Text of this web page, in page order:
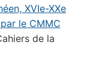
XVIe-XXe
le CMMC
de la